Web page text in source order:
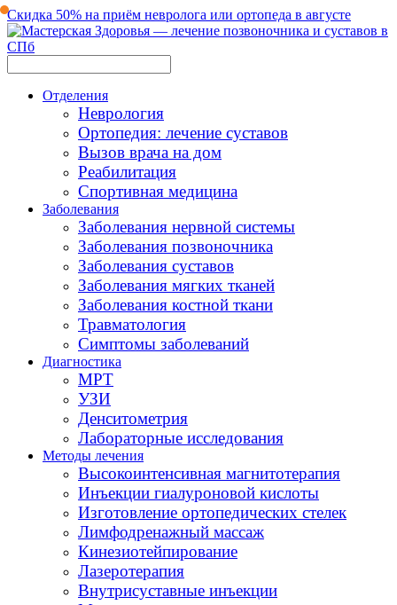
Скидка 50% на приём невролога или ортопеда в августе
Отделения
Неврология
Ортопедия: лечение суставов
Вызов врача на дом
Реабилитация
Спортивная медицина
Заболевания
Заболевания нервной системы
Заболевания позвоночника
Заболевания суставов
Заболевания мягких тканей
Заболевания костной ткани
Травматология
Симптомы заболеваний
Диагностика
МРТ
УЗИ
Денситометрия
Лабораторные исследования
Методы лечения
Высокоинтенсивная магнитотерапия
Инъекции гиалуроновой кислоты
Изготовление ортопедических стелек
Лимфодренажный массаж
Кинезиотейпирование
Лазеротерапия
Внутрисуставные инъекции